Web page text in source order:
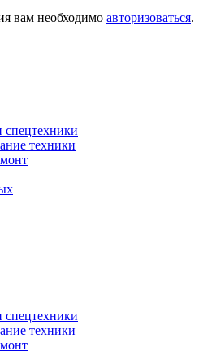
вам необходимо авторизоваться.
спецтехники
техники
спецтехники
техники